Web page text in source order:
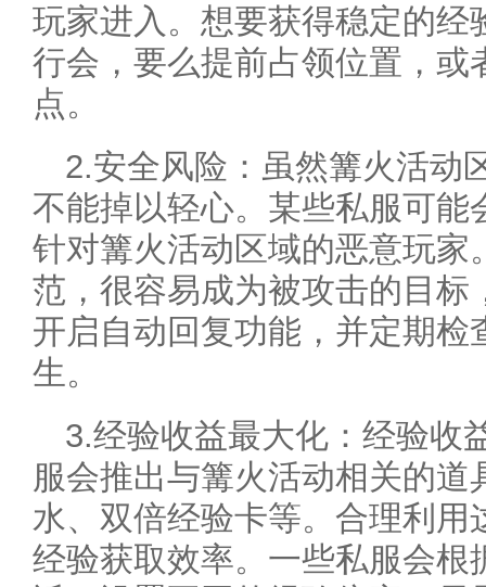
玩家进入。想要获得稳定的经
行会，要么提前占领位置，或
点。
2.安全风险：虽然篝火活动
不能掉以轻心。某些私服可
针对篝火活动区域的恶意玩家
范，很容易成为被攻击的目标
开启自动回复功能，并定期检
生。
3.经验收益最大化：经验收
服会推出与篝火活动相关的
水、双倍经验卡等。合理利用
经验获取效率。一些私服会根